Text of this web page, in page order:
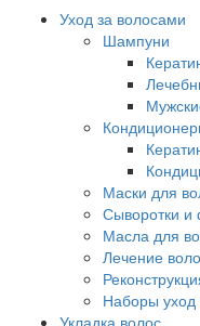
Уход за волосами
Шампуни
Маски для
Сыворотки
Масла для
Лечение
Наборы уход
Укладка волос